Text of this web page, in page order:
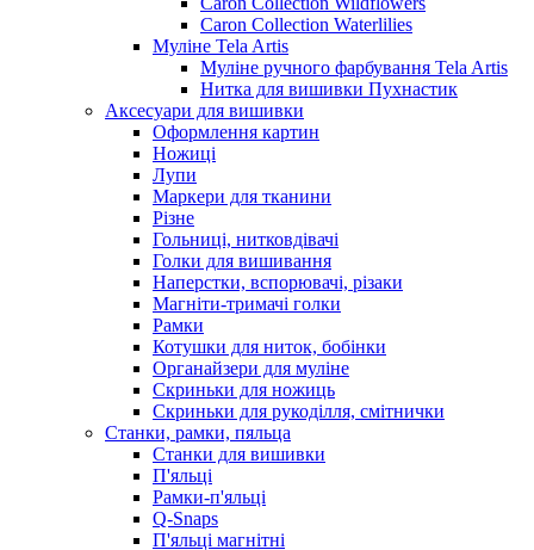
Caron Collection Waterlilies
Муліне Tela Artis
Муліне ручного фарбування Tela Artis
Нитка для вишивки Пухнастик
Аксесуари для вишивки
Оформлення картин
Ножиці
Лупи
Маркери для тканини
Різне
Гольниці, нитковдівачі
Голки для вишивання
Наперстки, вспорювачі, різаки
Магніти-тримачі голки
Рамки
Котушки для ниток, бобінки
Органайзери для муліне
Скриньки для ножиць
Скриньки для рукоділля, смітнички
Станки, рамки, пяльца
Станки для вишивки
П'яльці
Рамки-п'яльці
Q-Snaps
П'яльці магнітні